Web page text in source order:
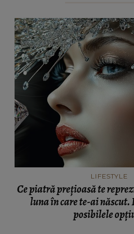
LIFESTYLE
Ce piatră prețioasă te
luna în care te-ai născut.
posibilele